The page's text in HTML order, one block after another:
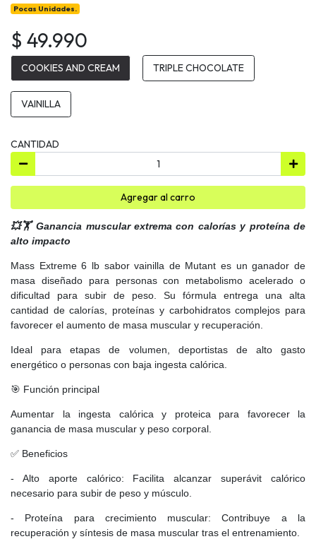
Pocas Unidades.
$ 49.990
COOKIES AND CREAM TRIPLE CHOCOLATE
VAINILLA
CANTIDAD
Agregar al carro
💥🏋️ Ganancia muscular extrema con calorías y proteína de
alto impacto
Mass Extreme 6 lb sabor vainilla de Mutant es un ganador de
masa diseñado para personas con metabolismo acelerado o
dificultad para subir de peso. Su fórmula entrega una alta
cantidad de calorías, proteínas y carbohidratos complejos para
favorecer el aumento de masa muscular y recuperación.
Ideal para etapas de volumen, deportistas de alto gasto
energético o personas con baja ingesta calórica.
🎯 Función principal
Aumentar la ingesta calórica y proteica para favorecer la
ganancia de masa muscular y peso corporal.
✅ Beneficios
- Alto aporte calórico: Facilita alcanzar superávit calórico
necesario para subir de peso y músculo.
- Proteína para crecimiento muscular: Contribuye a la
recuperación y síntesis de masa muscular tras el entrenamiento.